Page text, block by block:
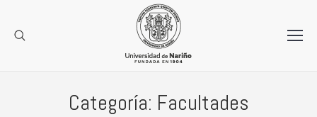
Categoría: Facultades